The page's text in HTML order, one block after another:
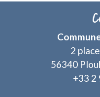
2
56340
+33 2